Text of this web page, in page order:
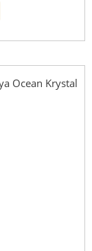
Ocean Krystal